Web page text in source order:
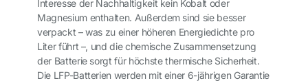
Interesse der Nachhaltigkeit kein Kobalt oder
Magnesium enthalten. Außerdem sind sie besser
verpackt – was zu einer höheren Energiedichte pro
Liter führt –, und die chemische Zusammensetzung
der Batterie sorgt für höchste thermische Sicherheit.
Die LFP-Batterien werden mit einer 6-jährigen Garantie